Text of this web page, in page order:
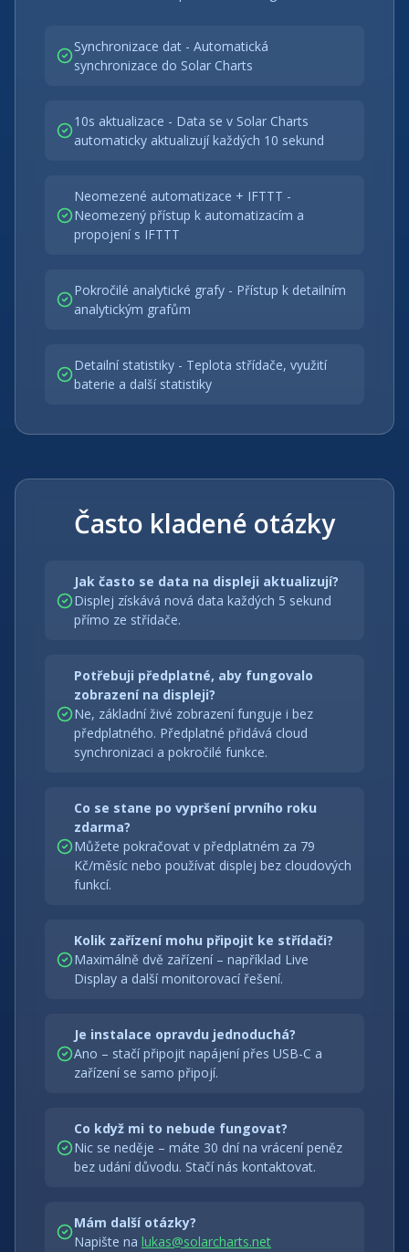
Synchronizace dat - Automatická
synchronizace do Solar Charts
10s aktualizace - Data se v Solar Charts
automaticky aktualizují každých 10 sekund
Neomezené automatizace + IFTTT -
Neomezený přístup k automatizacím a
propojení s IFTTT
Pokročilé analytické grafy - Přístup k detailním
analytickým grafům
Detailní statistiky - Teplota střídače, využití
baterie a další statistiky
Často kladené otázky
Jak často se data na displeji aktualizují?
Displej získává nová data každých 5 sekund
přímo ze střídače.
Potřebuji předplatné, aby fungovalo
zobrazení na displeji?
Ne, základní živé zobrazení funguje i bez
předplatného. Předplatné přidává cloud
synchronizaci a pokročilé funkce.
Co se stane po vypršení prvního roku
zdarma?
Můžete pokračovat v předplatném za 79
Kč/měsíc nebo používat displej bez cloudových
funkcí.
Kolik zařízení mohu připojit ke střídači?
Maximálně dvě zařízení – například Live
Display a další monitorovací řešení.
Je instalace opravdu jednoduchá?
Ano – stačí připojit napájení přes USB-C a
zařízení se samo připojí.
Co když mi to nebude fungovat?
Nic se neděje – máte 30 dní na vrácení peněz
bez udání důvodu. Stačí nás kontaktovat.
Mám další otázky?
Napište na lukas@solarcharts.net